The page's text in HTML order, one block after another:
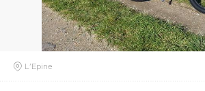
L'Epine